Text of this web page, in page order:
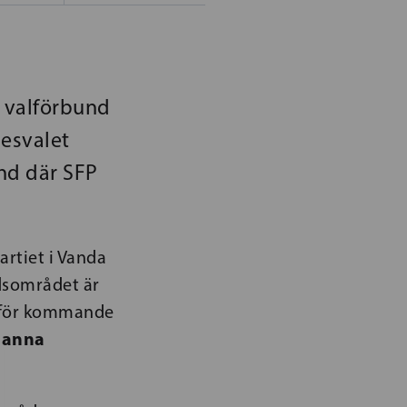
där SFP
i Vanda
är
kommande